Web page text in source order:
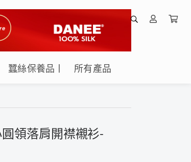
蠶絲保養品丨 所有產品
領落肩開襟襯衫-